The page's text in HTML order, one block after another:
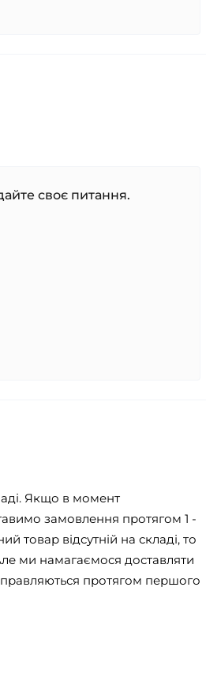
своє питання.
Якщо в момент
замовлення протягом 1 -
товар відсутній на складі, то
ми намагаємося доставляти
протягом першого